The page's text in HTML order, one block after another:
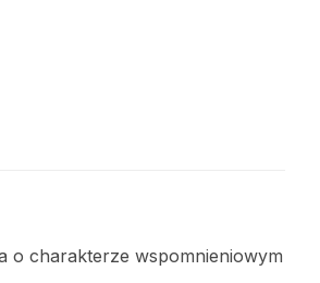
o charakterze wspomnieniowym